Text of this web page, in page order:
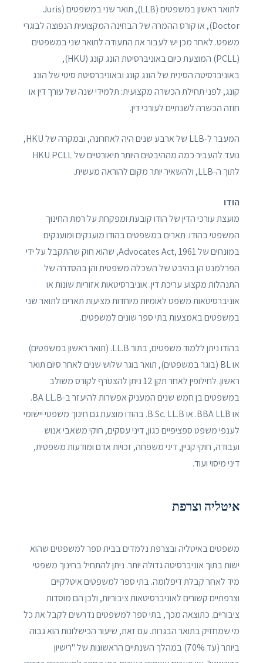
לתואר ראשון במשפטים (LLB), תואר שני במשפטים (Juris
Doctor), או קורס ההמרה של הבחינה המקצועית הנפוצה לבוגרי
משפט. לאחר מכן יש לעבור את התעודה לתואר שני במשפטים
(PCLL) המוצעת כיום באוניברסיטת הונג קונג (HKU),
באוניברסיטה הסינית של הונג קונג ובאוניברסיטת סיטי של הונג
קונג, לפני תחילת הכשרה מקצועית: תלמידי שנה של עורך דין או
חוזה הכשרה לשנתיים לעורכי דין.
המעבר ל-LLB של ארבע שנים היה לאחרונה, ובמקרה של HKU,
נועד להעביר כמה מההיבטים היותר תיאורטיים של HKU PCLL
לתוך ה-LLB, ולהשאיר יותר מקום להוראה מעשית.
הודו
מועצת עורכי הדין של הודו קובעת ומפקחת על רמת החינוך
המשפטי בהודו. תארים במשפטים בהודו מוענקים ומוענקים
במונחים של Advocates Act, 1961, שהוא חוק שהתקבל על ידי
הפרלמנט הן בהיבט של השכלה משפטית והן בהסדרה של
התנהלות מקצוע עריכת דין. אוניברסיטאות אזוריות שונות או
אוניברסיטאות משפט לאומיות מיוחדות מציעות תארים לתואר שני
במשפטים באמצעות בתי ספר שונים למשפטים.
בהודו ניתן ללמוד משפטים, בתור LL.B. (תואר ראשון במשפטים)
או BL (בוגר במשפטים), תואר בוגר שלוש שנים לאחר סיום תואר
ראשון. לחילופין לאחר תקן 12 ניתן להצטרף לקורס משולב
במשפטים בן חמש שנים המעניק אפשרות להיעזר ב-BA LL.B.
או BBA LLB. או B.Sc. LL.B. בהודו מוצעת גם חינוך משפטי יישומי
לענפי משפט ספציפיים כגון, דיני עסקים, חוקי משאבי אנוש
ועבודה, חוקי קניין, דיני משפחה, זכויות אדם ומודעות משפטית,
דיני מיסוי ועוד.
איטליה וצרפת
משפטים באיטליה ובצרפת נלמדים בבית ספר למשפטים שהוא
ישות בתוך אוניברסיטה גדולה יותר. ניתן להתחיל בחינוך משפטי
מיד לאחר קבלת דיפלומה. בתי ספר למשפטים איטלקיים
וצרפתיים קשורים לאוניברסיטאות ציבוריות, ולכן הם מוסדות
ציבוריים. כתוצאה מכך, בתי ספר למשפטים נדרשים לקבל את כל
מי שמחזיק בתואר הבגרות. עם זאת, שיעור הכישלונות הוא גבוה
ביותר (עד 70%) במהלך השנתיים הראשונות של "רישיון